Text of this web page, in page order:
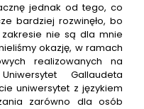
jednak od tego, co
bardziej rozwinęło, bo
nie są dla mnie
okazję, w ramach
realizowanych na
Gallaudeta
uniwersytet z językiem
zarówno dla osób